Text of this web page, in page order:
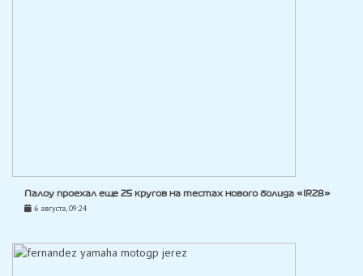
Палоу проехал еще 25 кругов на тестах нового болида «IR28»
6 августа, 09:24